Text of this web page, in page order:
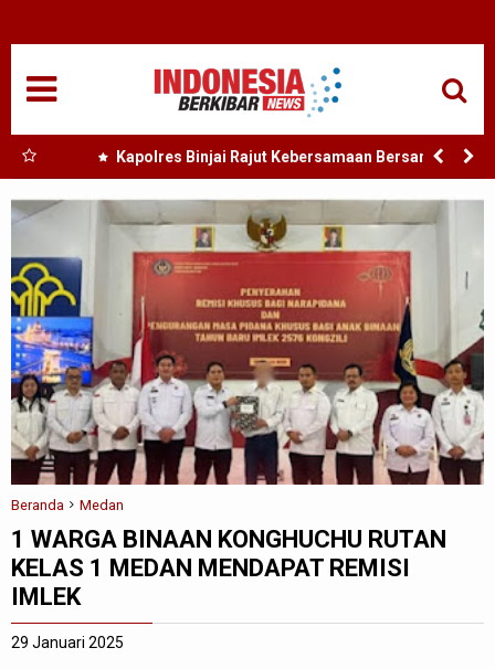
Kapolres Binjai Rajut Kebersamaan Bersama
Komunitas Ojek Online Kota Binjai
Beranda Medan
1 WARGA BINAAN KONGHUCHU RUTAN
KELAS 1 MEDAN MENDAPAT REMISI
IMLEK
29 Januari 2025
NASIONAL
SUMUT
TANJUNGBALAI
ACEH
EDUKASI
ADVETORIAL
REDAKSI